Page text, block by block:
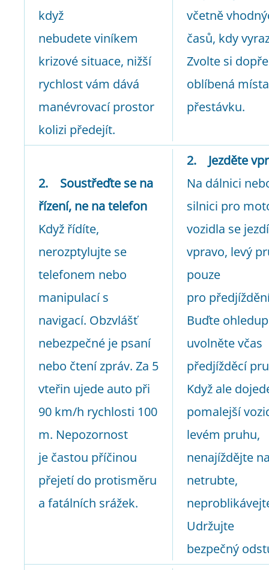
když
nebudete viníkem
krizové situace, nižší
rychlost vám dává
manévrovací prostor
kolizi předejít.
včetně
časů, kdy
Zvolte si
oblíbená
přestávku.
2. Soustřeďte se na
řízení, ne na telefon
Když řídíte,
nerozptylujte se
telefonem nebo
manipulací s
navigací. Obzvlášť
nebezpečné je psaní
nebo čtení zpráv. Za 5
vteřin ujede auto při
90 km/h rychlosti 100
m. Nepozornost
je častou příčinou
přejetí do protisměru
a fatálních srážek.
2. Jezděte
Na dálnici
silnici pro
vozidla se jezdí
vpravo, levý
pouze
pro
Buďte
uvolněte včas
předjížděcí
Když ale
pomalejší
levém pruhu,
nenajíždějte
netrubte,
Udržujte
bezpečný